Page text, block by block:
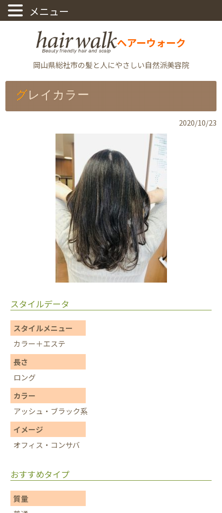
ヘアーウォーク
岡山県総社市の髪と人にやさしい自然派美容院
グレイカラー
2020/10/23
スタイルデータ
スタイルメニュー
カラー＋エステ
長さ
ロング
カラー
アッシュ・ブラック系
イメージ
オフィス・コンサバ
おすすめタイプ
質量